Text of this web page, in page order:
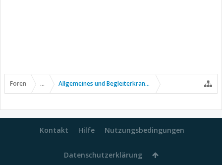
Foren ... Allgemeines und Begleiterkrankungen
Kontakt Hilfe Nutzungsbedingungen
Datenschutzerklärung